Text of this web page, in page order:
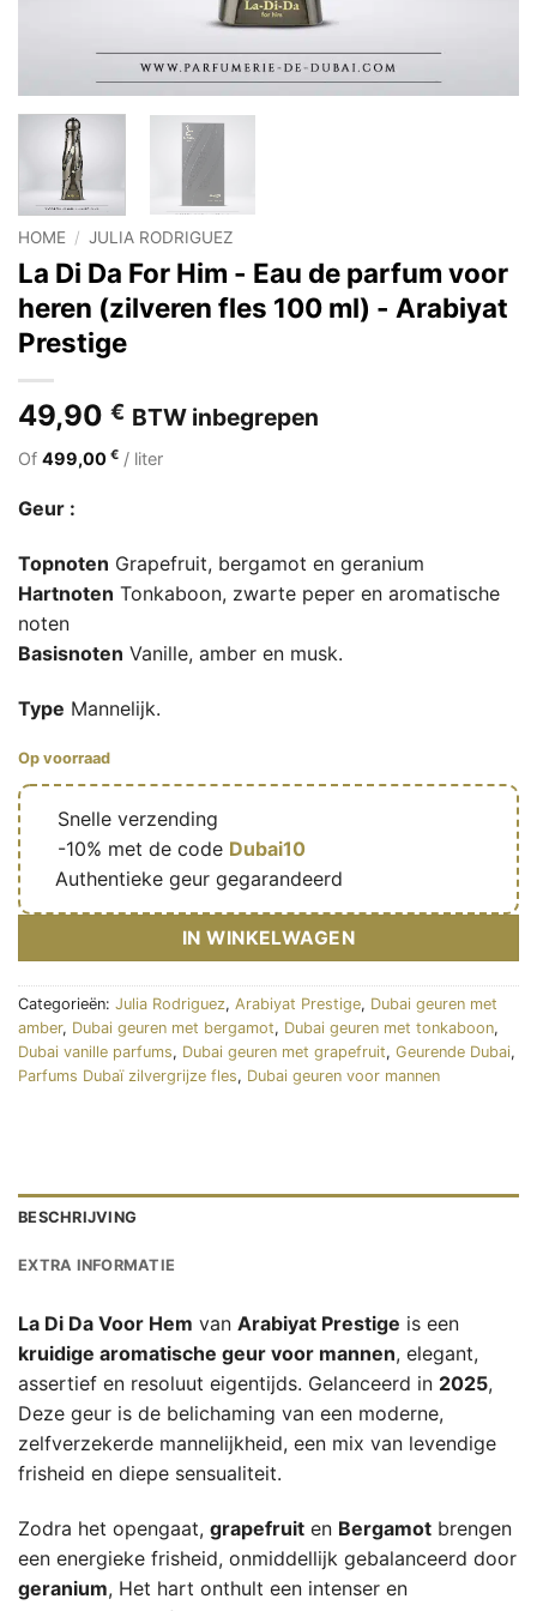
HOME / JULIA RODRIGUEZ
La Di Da For Him - Eau de parfum voor
heren (zilveren fles 100 ml) - Arabiyat
Prestige
49,90 € BTW inbegrepen
Of 499,00 € / liter
Geur :
Topnoten Grapefruit, bergamot en geranium
Hartnoten Tonkaboon, zwarte peper en aromatische
noten
Basisnoten Vanille, amber en musk.
Type Mannelijk.
Op voorraad
Snelle verzending
-10% met de code Dubai10
Authentieke geur gegarandeerd
IN WINKELWAGEN
Categorieën: Julia Rodriguez, Arabiyat Prestige, Dubai geuren met
amber, Dubai geuren met bergamot, Dubai geuren met tonkaboon,
Dubai vanille parfums, Dubai geuren met grapefruit, Geurende Dubai,
Parfums Dubaï zilvergrijze fles, Dubai geuren voor mannen
BESCHRIJVING
EXTRA INFORMATIE
La Di Da Voor Hem van Arabiyat Prestige is een
kruidige aromatische geur voor mannen, elegant,
assertief en resoluut eigentijds. Gelanceerd in 2025,
Deze geur is de belichaming van een moderne,
zelfverzekerde mannelijkheid, een mix van levendige
frisheid en diepe sensualiteit.
Zodra het opengaat, grapefruit en Bergamot brengen
een energieke frisheid, onmiddellijk gebalanceerd door
geranium, Het hart onthult een intenser en